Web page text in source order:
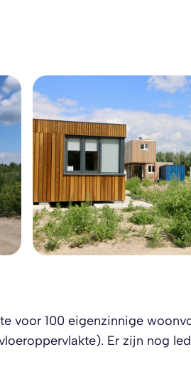
voor 100 eigenzinnige
Er zijn nog